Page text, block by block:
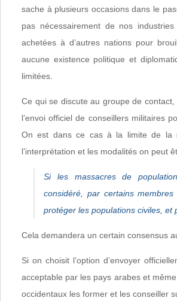
sache à plusieurs occasions dans le
pas nécessairement de nos
achetées à d’autres nations pour
aucune existence politique et
limitées.
Ce qui se discute au groupe de
l’envoi officiel de conseillers militaires
On est dans ce cas à la limite de la
l’interprétation et les modalités on peut
Si les massacres de
considéré, par certains
protéger les populations civiles, et
Cela demandera un certain consensus
Si on choisit l’option d’envoyer
acceptable par les pays arabes et
occidentaux les former et les conseiller